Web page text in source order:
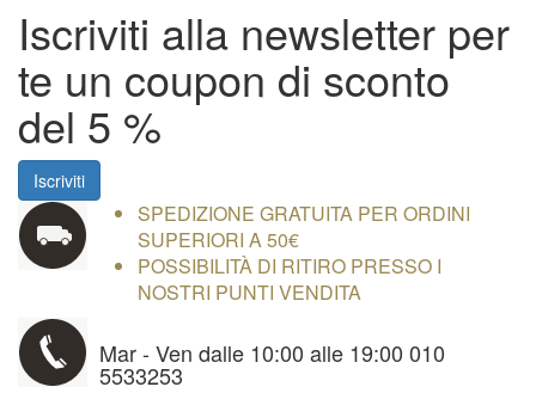
Iscriviti alla newsletter per
te un coupon di sconto
del 5 %
Iscriviti
SPEDIZIONE GRATUITA PER ORDINI
SUPERIORI A 50€
POSSIBILITÀ DI RITIRO PRESSO I
NOSTRI PUNTI VENDITA
Mar - Ven dalle 10:00 alle 19:00 010
5533253